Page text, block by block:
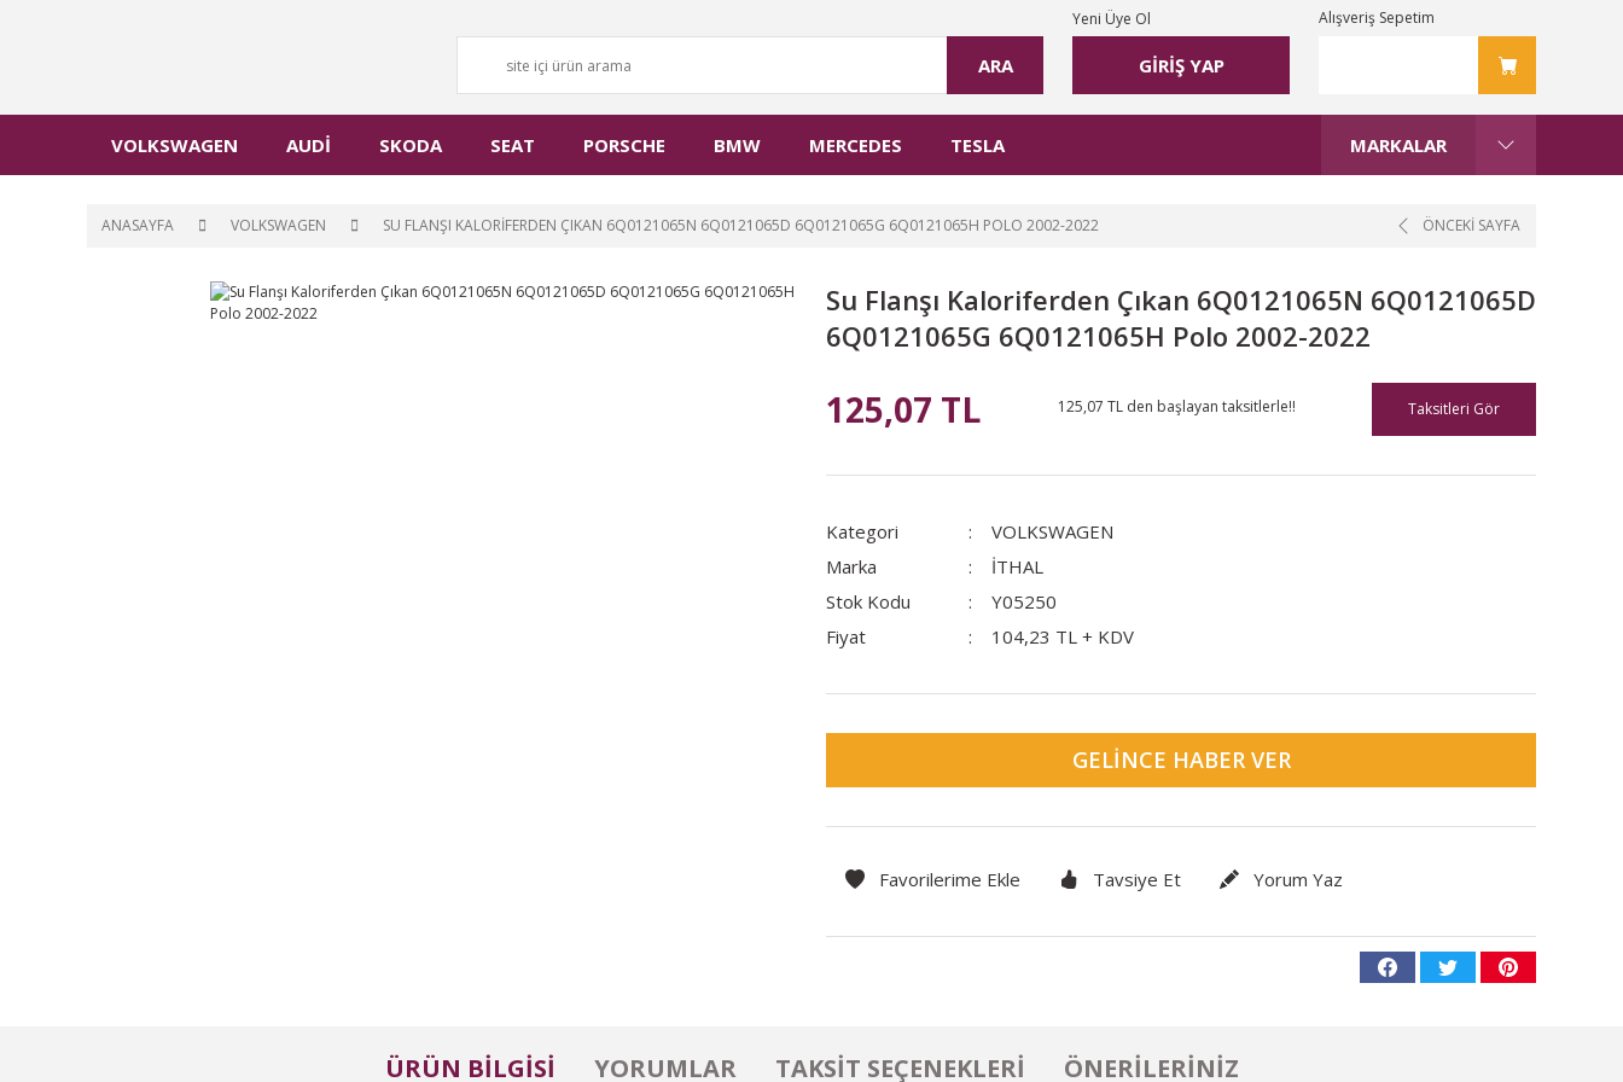
ARA GİRİŞ YAP
Yeni Üye Ol Alışveriş Sepetim
VOLKSWAGEN AUDİ SKODA SEAT PORSCHE BMW MERCEDES TESLA MARKALAR
ANASAYFA VOLKSWAGEN SU FLANŞI KALORIFERDEN ÇIKAN 6Q0121065N 6Q0121065D 6Q0121065G 6Q0121065H POLO 2002-2022 ÖNCEKİ SAYFA
Su Flanşı Kaloriferden Çıkan 6Q0121065N 6Q0121065D
6Q0121065G 6Q0121065H Polo 2002-2022
125,07 TL 125,07 TL den başlayan taksitlerle!! Taksitleri Gör
Kategori
VOLKSWAGEN
Marka
İTHAL
Stok Kodu
Y05250
Fiyat
104,23 TL + KDV
GELINCE HABER VER
Tavsiye Et Yorum Yaz
ÜRÜN BILGISI YORUMLAR TAKSIT SEÇENEKLERI ÖNERILERINIZ